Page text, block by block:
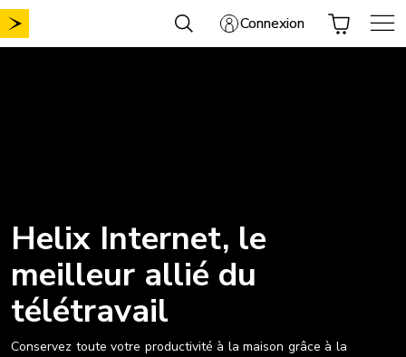
Aller
au
Connexion
Helix Internet, le
meilleur allié du
télétravail
Conservez toute votre productivité à la maison grâce à la